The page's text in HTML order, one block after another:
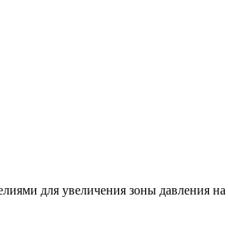
для увеличения зоны давления